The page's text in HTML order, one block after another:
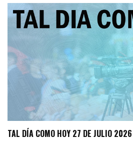
TAL DÍA COMO HOY 27 DE JULIO 2026